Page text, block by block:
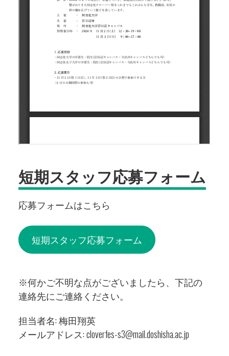
短期スタッフ応募フォーム
応募フォームはこちら
短期スタッフ応募フォーム
※何かご不明な点がございましたら、下記の
連絡先にご連絡ください。
担当者名: 梅田翔英
メールアドレス:cloverfes-s3@mail.doshisha.ac.jp